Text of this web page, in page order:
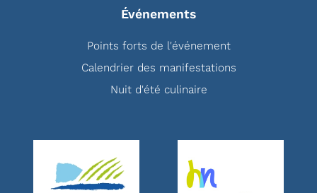
Événements
Points forts de l'événement
Calendrier des manifestations
Nuit d'été culinaire